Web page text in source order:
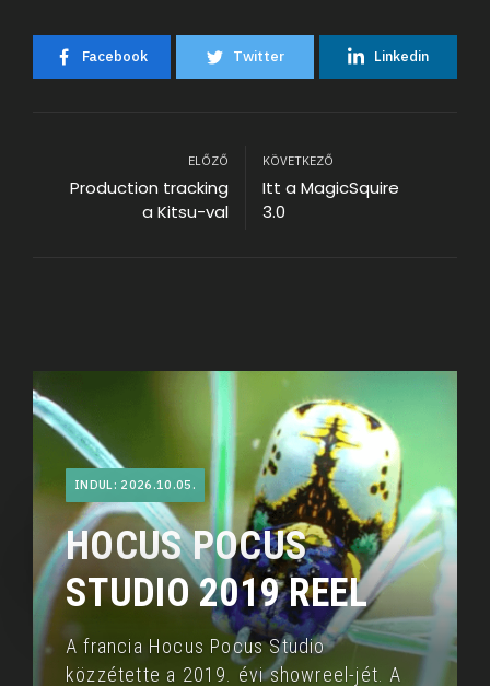
Facebook Twitter Linkedin
ELŐZŐ
Production tracking
a Kitsu-val
KÖVETKEZŐ
Itt a MagicSquire
3.0
INDUL: 2026.10.05.
HOCUS POCUS
STUDIO 2019 REEL
A francia Hocus Pocus Studio
közzétette a 2019. évi showreel-jét. A